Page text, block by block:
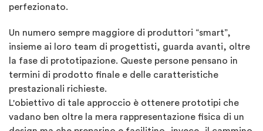
perfezionato.
Un numero sempre maggiore di produttori “smart”,
insieme ai loro team di progettisti, guarda avanti, oltre
la fase di prototipazione. Queste persone pensano in
termini di prodotto finale e delle caratteristiche
prestazionali richieste.
L'obiettivo di tale approccio è ottenere prototipi che
vadano ben oltre la mera rappresentazione fisica di un